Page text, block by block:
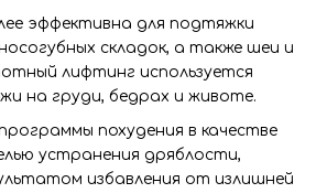
эффективна для подтяжки
складок, а также шеи и
лифтинг используется
на груди, бедрах и животе.
похудения в качестве
устранения дряблости,
избавления от излишней